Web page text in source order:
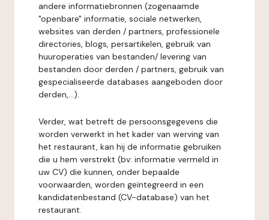
andere informatiebronnen (zogenaamde
"openbare" informatie, sociale netwerken,
websites van derden / partners, professionele
directories, blogs, persartikelen, gebruik van
huuroperaties van bestanden/ levering van
bestanden door derden / partners, gebruik van
gespecialiseerde databases aangeboden door
derden,...).
Verder, wat betreft de persoonsgegevens die
worden verwerkt in het kader van werving van
het restaurant, kan hij de informatie gebruiken
die u hem verstrekt (bv: informatie vermeld in
uw CV) die kunnen, onder bepaalde
voorwaarden, worden geïntegreerd in een
kandidatenbestand (CV-database) van het
restaurant.